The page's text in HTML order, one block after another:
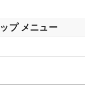
プ メニュー